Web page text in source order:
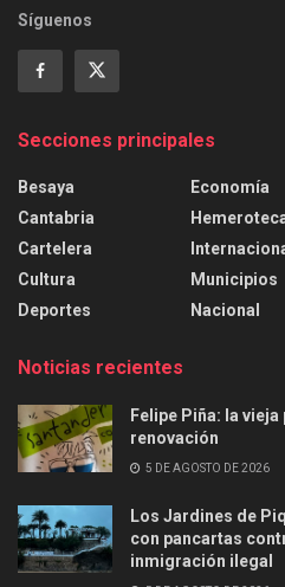
Síguenos
Secciones principales
Besaya
Cantabria
Cartelera
Cultura
Deportes
Economía
Municipios
Nacional
Noticias recientes
Felipe Piña: la
renovación
5 DE AGOSTO DE 2026
Los Jardines de
con pancartas
inmigración ilegal